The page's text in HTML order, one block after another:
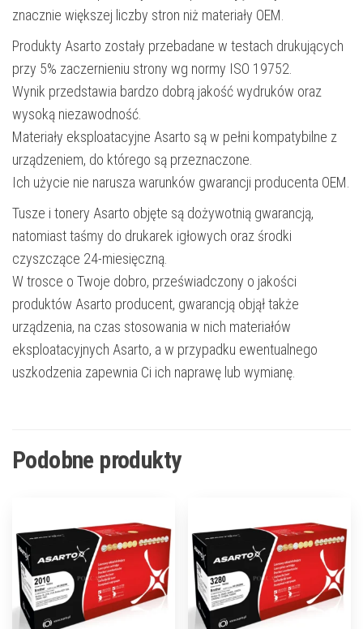
znacznie większej liczby stron niż materiały OEM.
Produkty Asarto zostały przebadane w testach drukujących
przy 5% zaczernieniu strony wg normy ISO 19752.
Wynik przedstawia bardzo dobrą jakość wydruków oraz
wysoką niezawodność.
Materiały eksploatacyjne Asarto są w pełni kompatybilne z
urządzeniem, do którego są przeznaczone.
Ich użycie nie narusza warunków gwarancji producenta OEM.
Tusze i tonery Asarto objęte są dożywotnią gwarancją,
natomiast taśmy do drukarek igłowych oraz środki
czyszczące 24-miesięczną.
W trosce o Twoje dobro, przeświadczony o jakości
produktów Asarto producent, gwarancją objął także
urządzenia, na czas stosowania w nich materiałów
eksploatacyjnych Asarto, a w przypadku ewentualnego
uszkodzenia zapewnia Ci ich naprawę lub wymianę.
Podobne produkty